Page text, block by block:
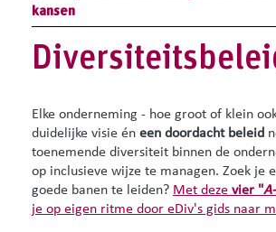
kansen
Elke onderneming - hoe groot of klein
duidelijke visie én een doordacht beleid
toenemende diversiteit binnen de
op inclusieve wijze te managen. Zoek je
goede banen te leiden? Met deze vier "
je op eigen ritme door eDiv's gids naar